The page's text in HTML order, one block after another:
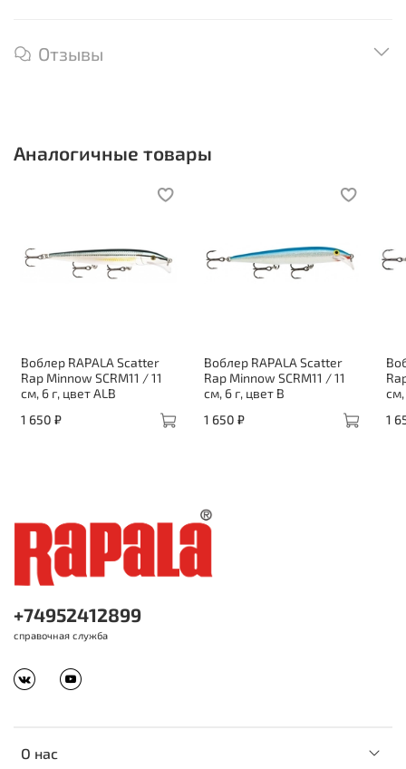
Отзывы
Аналогичные товары
Воблер RAPALA Scatter
Rap Minnow SCRM11 / 11
см, 6 г, цвет ALB
1 650 ₽
Воблер RAPALA Scatter
Rap Minnow SCRM11 / 11
см, 6 г, цвет B
1 650 ₽
см,
1
О нас
+74952412899
справочная служба